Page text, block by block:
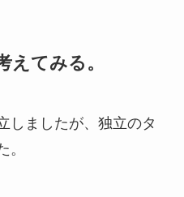
えてみる。
しましたが、独立のタ
。